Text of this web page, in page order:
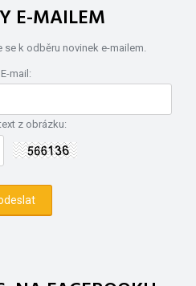
E-MAILEM
k odběru novinek e-mailem.
E-mail:
z obrázku: